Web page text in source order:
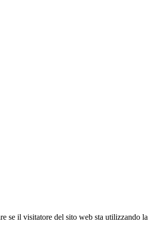
se il visitatore del sito web sta utilizzando la